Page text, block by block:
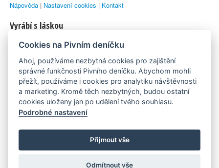
Nápověda | Nastavení cookies | Kontakt
Vyrábí s láskou
© 2010–2026 byLukáš Zemanaka Emka
Máme rádi
Pivní.info
Poznámka pod čarou
Pivní deníček je nezávislý zdroj, který není spjat s žádným
konkrétním pivovarem ani restaurací. Názory uživatelů nemusí nutně
Cookies na Pivním deníčku
Ahoj, používáme nezbytná cookies pro zajištění
správné funkčnosti Pivního deníčku. Abychom mohli
přežít, používáme i cookies pro analytiku návštěvnosti
a marketing. Kromě těch nezbytných, budou ostatní
cookies uloženy jen po udělení tvého souhlasu.
Podrobné nastavení
Přijmout vše
Odmítnout vše